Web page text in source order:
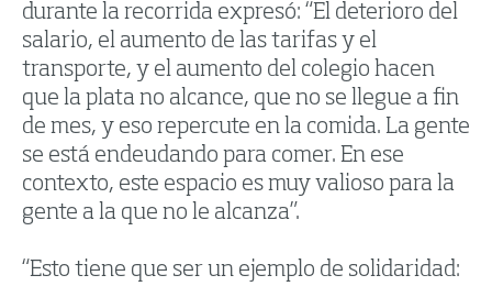
durante la recorrida expresó: “El deterioro del
salario, el aumento de las tarifas y el
transporte, y el aumento del colegio hacen
que la plata no alcance, que no se llegue a fin
de mes, y eso repercute en la comida. La gente
se está endeudando para comer. En ese
contexto, este espacio es muy valioso para la
gente a la que no le alcanza”.
“Esto tiene que ser un ejemplo de solidaridad: